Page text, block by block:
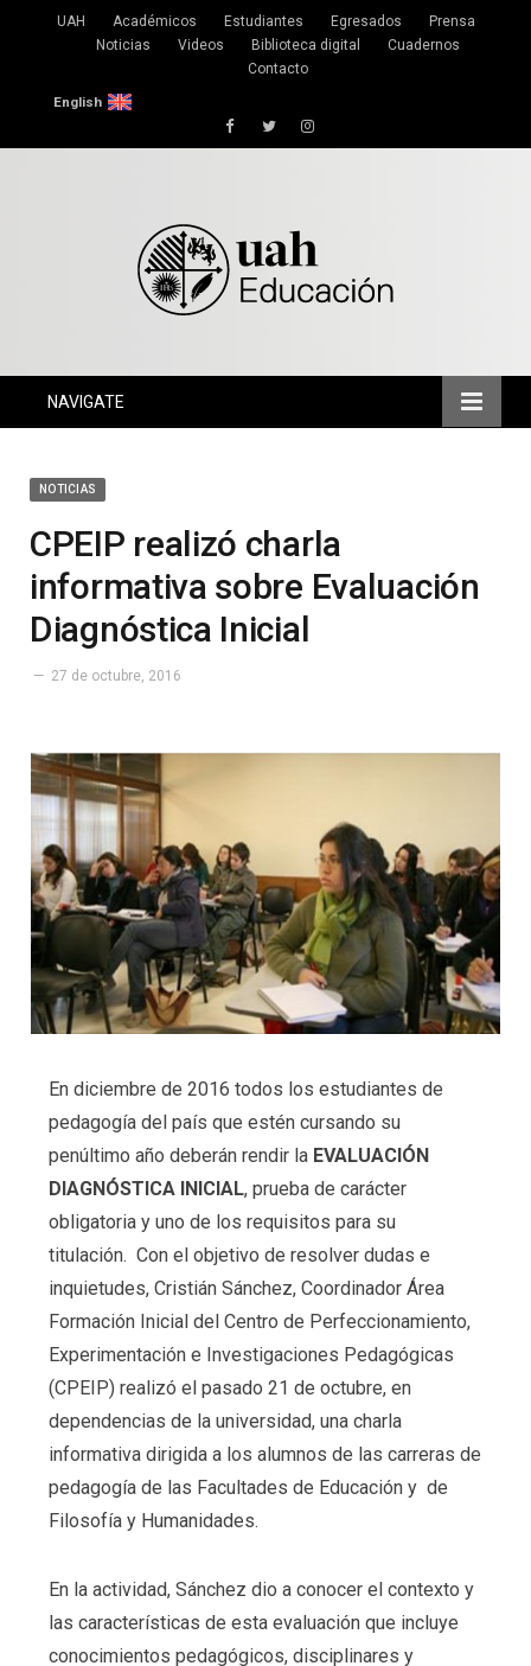
UAH Académicos Estudiantes Egresados
Prensa
Noticias
Videos Biblioteca digital
Cuadernos
Contacto
English
FacebookTwitterInstagram
NAVIGATE
NOTICIAS
CPEIP realizó charla
informativa sobre Evaluación
Diagnóstica Inicial
27 de octubre, 2016
En diciembre de 2016 todos los estudiantes de
pedagogía del país que estén cursando su
penúltimo año deberán rendir la EVALUACIÓN
DIAGNÓSTICA INICIAL, prueba de carácter
obligatoria y uno de los requisitos para su
titulación. Con el objetivo de resolver dudas e
inquietudes, Cristián Sánchez, Coordinador Área
Formación Inicial del Centro de Perfeccionamiento,
Experimentación e Investigaciones Pedagógicas
(CPEIP) realizó el pasado 21 de octubre, en
dependencias de la universidad, una charla
informativa dirigida a los alumnos de las carreras de
pedagogía de las Facultades de Educación y de
Filosofía y Humanidades.
En la actividad, Sánchez dio a conocer el contexto y
las características de esta evaluación que incluye
conocimientos pedagógicos, disciplinares y